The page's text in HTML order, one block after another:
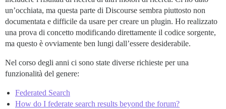
un’occhiata, ma questa parte di Discourse sembra piuttosto non
documentata e difficile da usare per creare un plugin. Ho realizzato
una prova di concetto modificando direttamente il codice sorgente,
ma questo è ovviamente ben lungi dall’essere desiderabile.
Nel corso degli anni ci sono state diverse richieste per una
funzionalità del genere:
Federated Search
How do I federate search results beyond the forum?